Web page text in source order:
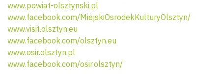
www.powiat-olsztynski.pl
www.facebook.com/MiejskiOsrodekKulturyOlsztyn/
www.visit.olsztyn.eu
www.facebook.com/olsztyn.eu
www.osir.olsztyn.pl
www.facebook.com/osir.olsztyn/